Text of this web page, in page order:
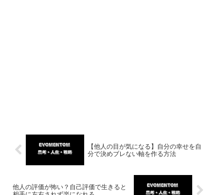
【他人の目が気になる】自分の幸せを自
分で決めブレない軸を作る方法
他人の評価が怖い？自己評価で生きると